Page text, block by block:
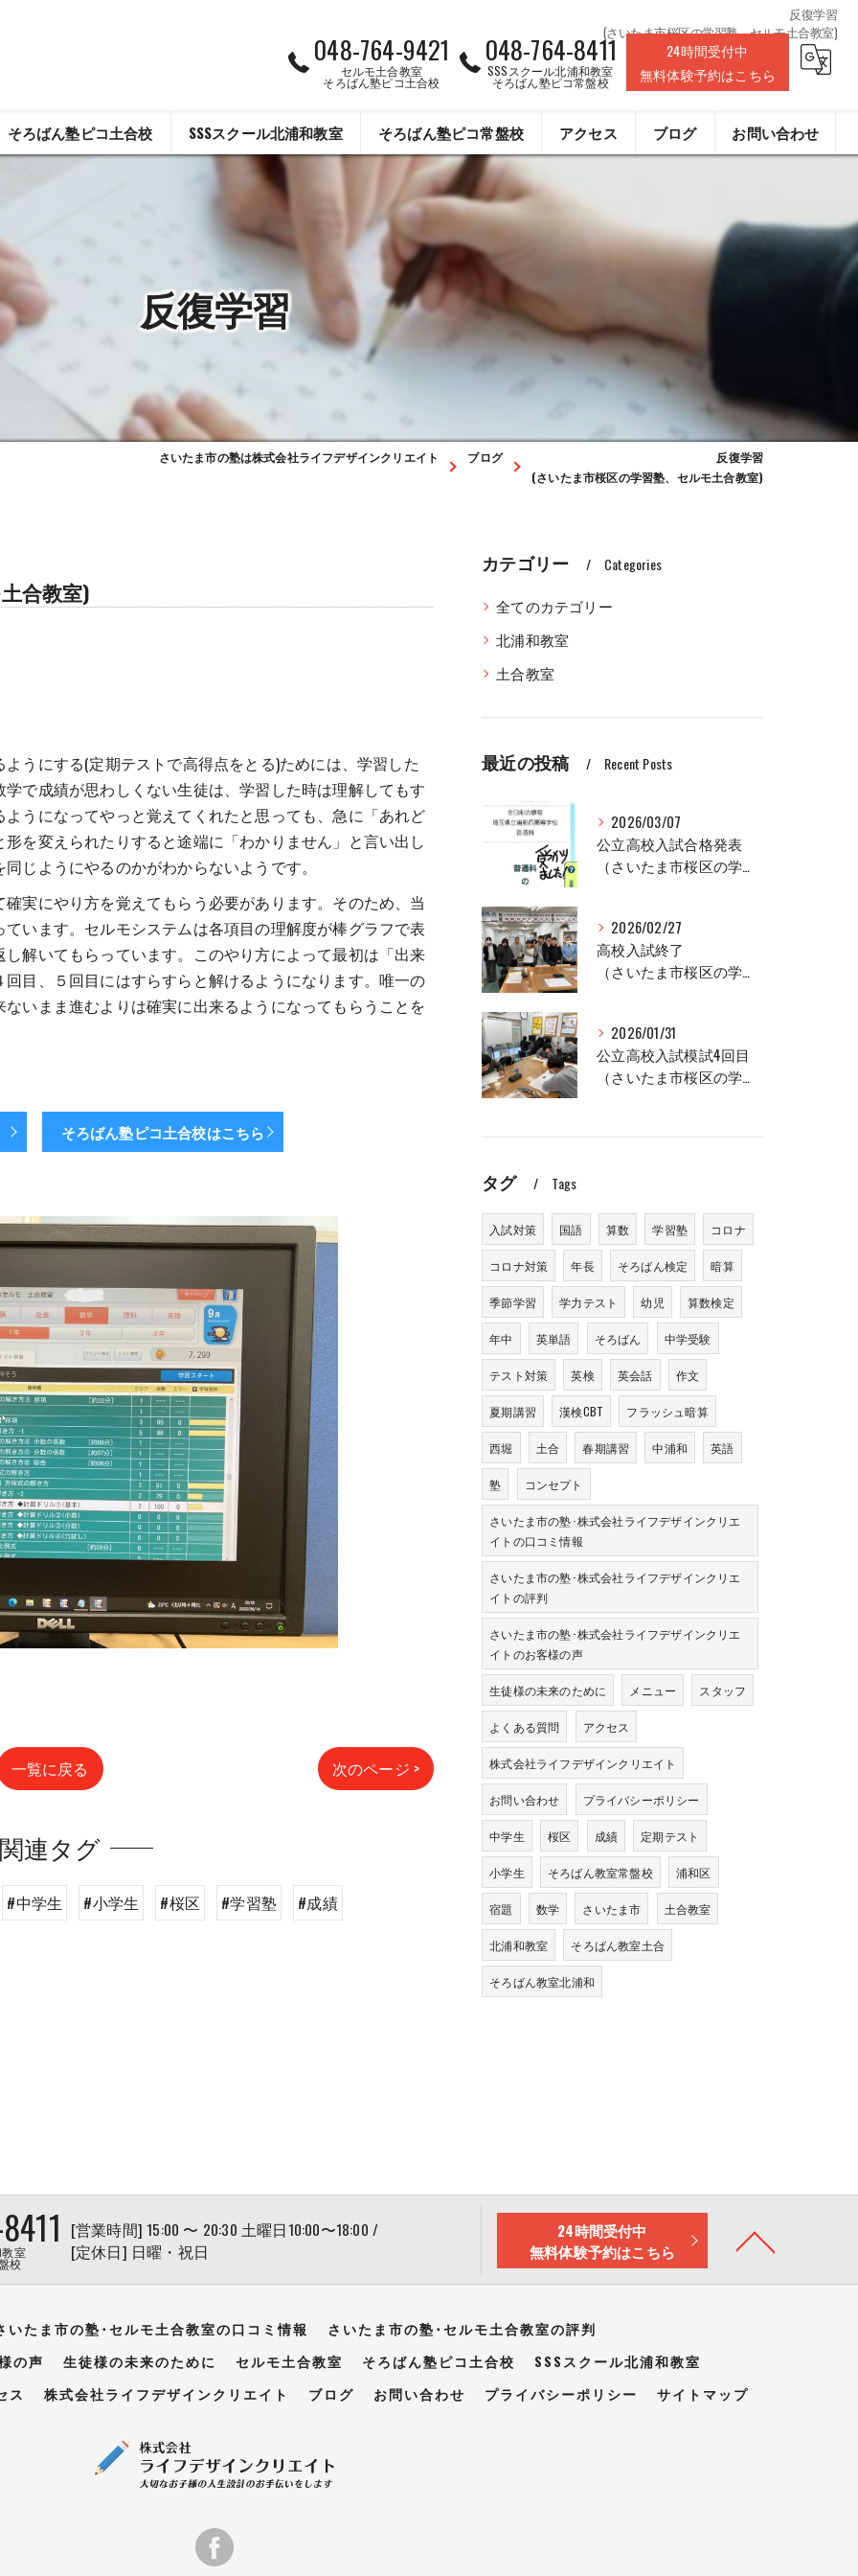
反復学習
(さいたま市桜区の学習塾、セルモ土合教室)
048-764-9421
セルモ土合教室
そろばん塾ピコ土合校
048-764-8411
SSSスクール北浦和教室
そろばん塾ピコ常盤校
24時間受付中
無料体験予約はこちら
そろばん塾ピコ土合校 SSSスクール北浦和教室 そろばん塾ピコ常盤校 アクセス
株式会社ライフデザインクリエイト
ブログ お問い合わせ
反復学習
さいたま市の塾は株式会社ライフデザインクリエイト ブログ
反復学習
(さいたま市桜区の学習塾、セルモ土合教室)
合教室)
うにする(定期テストで高得点をとる)ためには、学習した
で成績が思わしくない生徒は、学習した時は理解してもす
うになってやっと覚えてくれたと思っても、急に「あれど
を変えられたりすると途端に「わかりません」と言い出し
じようにやるのかがわからないようです。
実にやり方を覚えてもらう必要があります。そのため、当
います。セルモシステムは各項目の理解度が棒グラフで表
解いてもらっています。このやり方によって最初は「出来
目、５回目にはすらすらと解けるようになります。唯一の
いまま進むよりは確実に出来るようになってもらうことを
そろばん塾ピコ土合校はこちら
一覧に戻る 次のページ >
連タグ
#中学生 #小学生 #桜区 #学習塾 #成績
カテゴリー Categories
全てのカテゴリー
北浦和教室
土合教室
最近の投稿 Recent Posts
2026/03/07
公立高校入試合格発表
（さいたま市桜区の学習塾、セルモ土合教室）
2026/02/27
高校入試終了
（さいたま市桜区の学習塾、セルモ土合教室）
2026/01/31
公立高校入試模試4回目
（さいたま市桜区の学習塾、セルモ土合教室）
タグ Tags
入試対策 国語 算数 学習塾 コロナ
コロナ対策 年長 そろばん検定 暗算
季節学習 学力テスト 幼児 算数検定
年中 英単語 そろばん 中学受験
テスト対策 英検 英会話 作文
夏期講習 漢検CBT フラッシュ暗算
西堀 土合 春期講習 中浦和 英語
塾 コンセプト
さいたま市の塾･株式会社ライフデザインクリエ
イトの口コミ情報
さいたま市の塾･株式会社ライフデザインクリエ
イトの評判
さいたま市の塾･株式会社ライフデザインクリエ
イトのお客様の声
生徒様の未来のために メニュー スタッフ
よくある質問 アクセス
株式会社ライフデザインクリエイト
お問い合わせ プライバシーポリシー
中学生 桜区 成績 定期テスト
小学生 そろばん教室常盤校 浦和区
宿題 数学 さいたま市 土合教室
北浦和教室 そろばん教室土合
そろばん教室北浦和
室
校
[営業時間] 15:00 〜 20:30 土曜日10:00〜18:00 /
[定休日] 日曜・祝日
24時間受付中
無料体験予約はこちら
いたま市の塾･セルモ土合教室の口コミ情報
さいたま市の塾･セルモ土合教室の評判
の声
生徒様の未来のために セルモ土合教室 そろばん塾ピコ土合校
SSSスクール北浦和教室
ス
株式会社ライフデザインクリエイト ブログ お問い合わせ プライバシーポリシー サイトマップ